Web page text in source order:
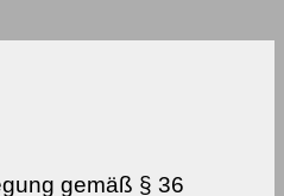
gemäß § 36